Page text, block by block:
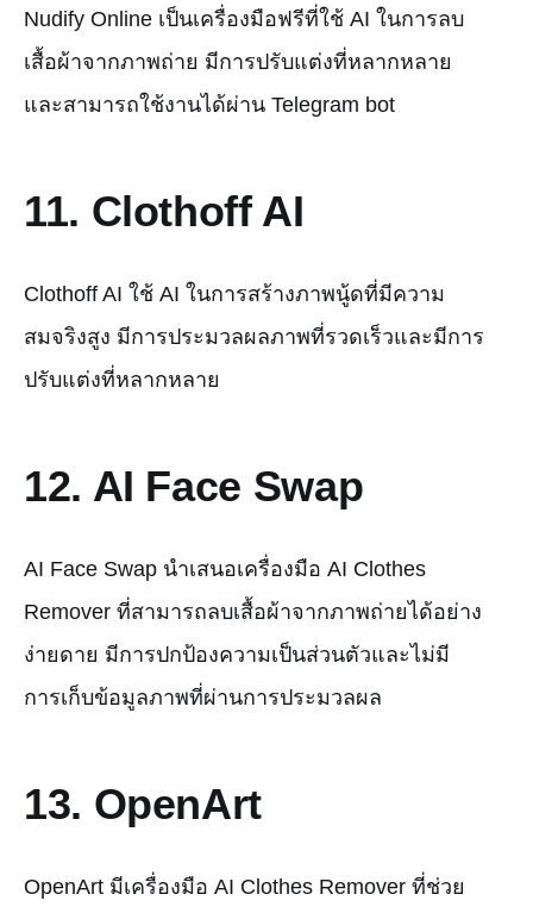
Nudify Online เป็นเครื่องมือฟรีที่ใช้ AI ในการลบ
เสื้อผ้าจากภาพถ่าย มีการปรับแต่งที่หลากหลาย
และสามารถใช้งานได้ผ่าน Telegram bot
11. Clothoff AI
Clothoff AI ใช้ AI ในการสร้างภาพนู้ดที่มีความ
สมจริงสูง มีการประมวลผลภาพที่รวดเร็วและมีการ
ปรับแต่งที่หลากหลาย
12. AI Face Swap
AI Face Swap นำเสนอเครื่องมือ AI Clothes
Remover ที่สามารถลบเสื้อผ้าจากภาพถ่ายได้อย่าง
ง่ายดาย มีการปกป้องความเป็นส่วนตัวและไม่มี
การเก็บข้อมูลภาพที่ผ่านการประมวลผล
13. OpenArt
OpenArt มีเครื่องมือ AI Clothes Remover ที่ช่วย